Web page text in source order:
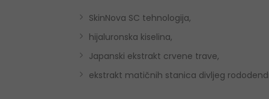
SkinNova SC tehnologija,
hijaluronska kiselina,
Japanski ekstrakt crvene trave,
ekstrakt matičnih stanica divljeg